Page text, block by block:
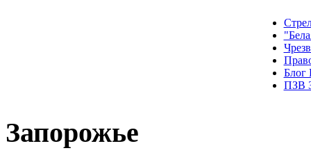
Блог
ПЗВ
Запорожье